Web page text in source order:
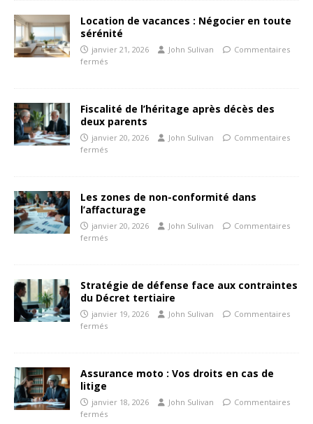
Location de vacances : Négocier en toute
sérénité
janvier 21, 2026 John Sulivan
Commentaires
fermés
Fiscalité de l’héritage après décès des
deux parents
janvier 20, 2026 John Sulivan
Commentaires
fermés
Les zones de non-conformité dans
l’affacturage
janvier 20, 2026 John Sulivan
Commentaires
fermés
Stratégie de défense face aux contraintes
du Décret tertiaire
janvier 19, 2026 John Sulivan
Commentaires
fermés
Assurance moto : Vos droits en cas de
litige
janvier 18, 2026 John Sulivan
Commentaires
fermés